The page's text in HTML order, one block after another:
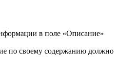
в поле «Описание»
по своему содержанию должно